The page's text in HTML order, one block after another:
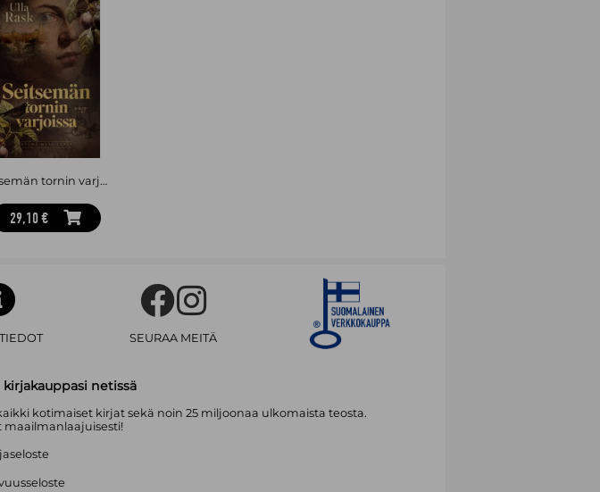
Seitsemän tornin varjoissa
29,10 €
SEURAA MEITÄ
netissä
kotimaiset kirjat sekä noin 25 miljoonaa ulkomaista teosta.